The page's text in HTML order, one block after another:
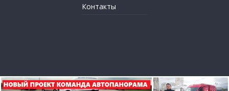
Контакты